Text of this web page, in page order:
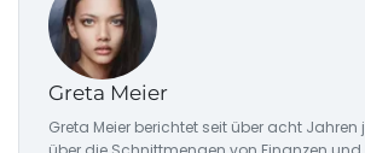
Greta Meier
Greta Meier berichtet seit über acht